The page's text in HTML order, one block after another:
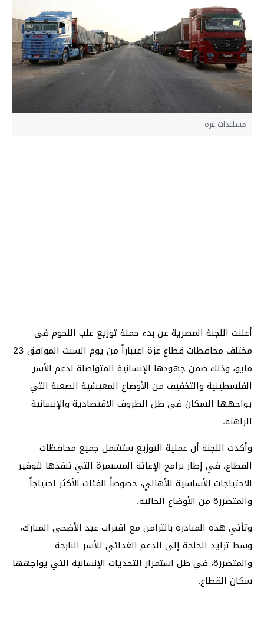
مساعدات غزة
أعلنت اللجنة المصرية عن بدء حملة توزيع علب اللحوم في
مختلف محافظات قطاع غزة اعتباراً من يوم السبت الموافق 23
مايو، وذلك ضمن جهودها الإنسانية المتواصلة لدعم الأسر
الفلسطينية والتخفيف من الأوضاع المعيشية الصعبة التي
يواجهها السكان في ظل الظروف الاقتصادية والإنسانية
الراهنة.
وأكدت اللجنة أن عملية التوزيع ستشمل جميع محافظات
القطاع، في إطار برامج الإغاثة المستمرة التي تنفذها لتوفير
الاحتياجات الأساسية للأهالي، خصوصاً الفئات الأكثر احتياجاً
والمتضررة من الأوضاع الحالية.
وتأتي هذه المبادرة بالتزامن مع اقتراب عيد الأضحى المبارك،
وسط تزايد الحاجة إلى الدعم الغذائي للأسر النازحة
والمتضررة، في ظل استمرار التحديات الإنسانية التي يواجهها
سكان القطاع.